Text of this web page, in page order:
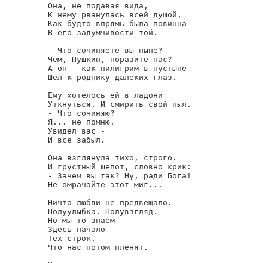
Она, не подавая вида,
К нему рванулась всей душой,
Как будто впрямь была повинна
В его задумчивости той.
- Что сочиняете вы ныне?
Чем, Пушкин, поразите нас?-
А он - как пилигрим в пустыне -
Шел к роднику далеких глаз.
Ему хотелось ей в ладони
Уткнуться. И смирить свой пыл.
- Что сочиняю?
Я... не помню.
Увидел вас -
И все забыл.
Она взглянула тихо, строго.
И грустный шепот, словно крик:
- Зачем вы так? Ну, ради Бога!
Не омрачайте этот миг...
Ничто любви не предвещало.
Полуулыбка. Полувзгляд.
Но мы-то знаем -
Здесь начало
Тех строк,
Что нас потом пленят.